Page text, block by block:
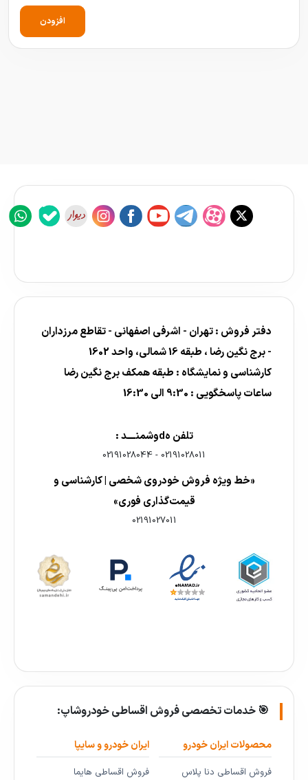
افزودن
دفتر فروش : تهران - اشرفی اصفهانی - تقاطع مرزداران
- برج نگین رضا ، طبقه 16 شمالی، واحد 1602
کارشناسی و نمایشگاه : طبقه همکف برج نگین رضا
ساعات پاسخگویی : 9:30 الی 16:30
تلفن هdوشمنــــد :
02191028011
-
02191028044
«خط ویژه فروش خودروی شخصی | کارشناسی و
قیمت‌گذاری فوری»
02191027011
🎯 خدمات تخصصی فروش اقساطی خودروشاپ:
محصولات ایران خودرو
فروش اقساطی دنا پلاس
ایران خودرو و سایپا
فروش اقساطی هایما